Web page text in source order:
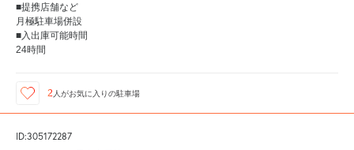
■提携店舗など
月極駐車場併設
■入出庫可能時間
24時間
2 人がお気に入りの駐車場
ID:305172287